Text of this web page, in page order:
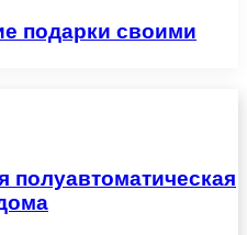
подарки своими
полуавтоматическая